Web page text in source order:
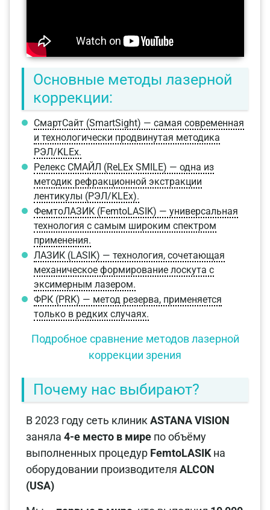
Основные методы лазерной
коррекции:
СмартСайт (SmartSight) — самая современная
и технологически продвинутая методика
РЭЛ/KLEx.
Релекс СМАЙЛ (ReLEx SMILE) — одна из
методик рефракционной экстракции
лентикулы (РЭЛ/KLEx).
ФемтоЛАЗИК (FemtoLASIK) — универсальная
технология с самым широким спектром
применения.
ЛАЗИК (LASIK) — технология, сочетающая
механическое формирование лоскута с
эксимерным лазером.
ФРК (PRK) — метод резерва, применяется
только в редких случаях.
Подробное сравнение методов лазерной
коррекции зрения
Почему нас выбирают?
В 2023 году сеть клиникASTANA VISION
заняла 4-е место в мире по объёму
выполненных процедур FemtoLASIKна
оборудовании производителя ALCON
(USA)